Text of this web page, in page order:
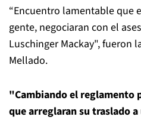
“Encuentro lamentable que
gente, negociaran con el
Luschinger Mackay", fueron
Mellado.
"Cambiando el reglamento
quearreglaran su traslado